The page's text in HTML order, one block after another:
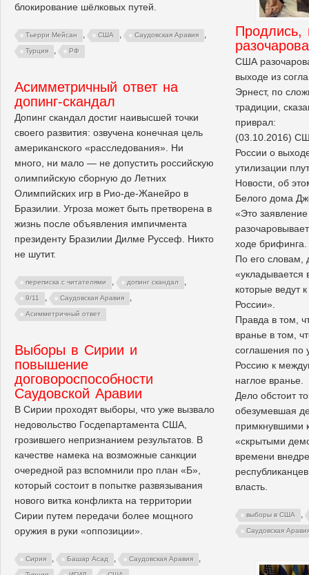
блокирование шёлковых путей.
Тьерри Мейсан , США , Саудовская Аравия ,
Турция , РФ
Продлись,
США
выходе из
Эрнест, по
традиции,
приврал:
(03.10.2016)
России о
утилизации
Новости, об
Белого дома
«Это
ходе брифинга.
По его словам,
«укладывается
которые ведут
России».
Правда в том,
вранье в том,
соглашения по
Россию к
наглое вранье.
Дело обстоит
обезумевшая
примкнувшими
«скрытыми
времени
власть.
выборы в США ,
Саудовская
Асимметричный ответ на
допинг-скандал
Допинг скандал достиг наивысшей точки
своего развития: озвучена конечная цель
американского «расследования». Ни
много, ни мало — не допустить российскую
олимпийскую сборную до Летних
Олимпийских игр в Рио-де-Жанейро в
Бразилии. Угроза может быть претворена в
жизнь после объявления импичмента
президенту Бразилии Дилме Руссеф. Никто
не шутит.
переписка с читателями , допинг скандал ,
9/11 , Саудовская Аравия ,
Асимметричный ответ
Выборы в Сирии и
повышение
договороспособности
Саудовской Аравии
В Сирии проходят выборы, что уже вызвало
недовольство Госдепартамента США,
грозившего непризнанием результатов. В
качестве намека на возможные санкции
очередной раз вспомнили про план «Б»,
который состоит в попытке развязывания
нового витка конфликта на территории
Сирии путем передачи более мощного
оружия в руки «оппозиции».
Сирия , Башар Асад , Саудовская Аравия ,